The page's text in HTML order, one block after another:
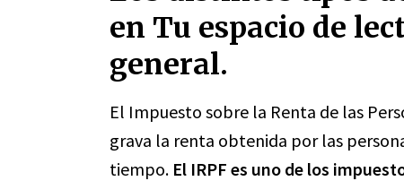
en Tu espacio de
general.
El Impuesto sobre la Renta de las
grava la renta obtenida por las
tiempo. El IRPF es uno de los